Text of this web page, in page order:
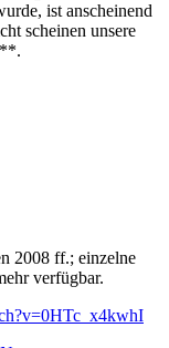
ist anscheinend
scheinen unsere
2008 ff.; einzelne
verfügbar.